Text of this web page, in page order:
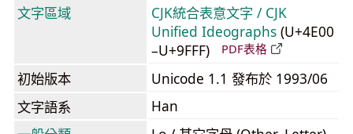
文字區域
CJK統合表意文字 / CJK
Unified Ideographs (U+4E00
–U+9FFF)
PDF表格
初始版本
Unicode 1.1 發布於 1993/06
文字語系
Han